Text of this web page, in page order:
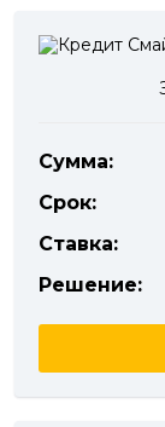
Сумма:
Срок:
Ставка:
Решение: